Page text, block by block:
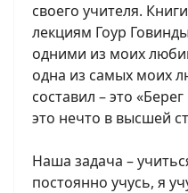
своего учителя.
лекциям Гоур
одними из моих
одна из самых моих
составил – это
это нечто в высшей
Наша задача –
постоянно учусь, я